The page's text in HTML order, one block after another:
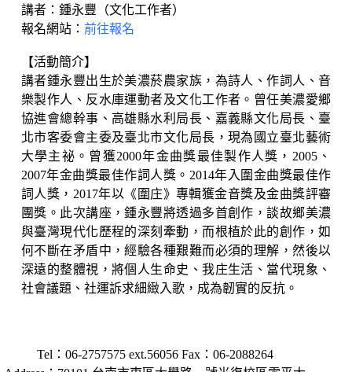
講者：鍾永豐（文化工作者）
報名網站： 前往報名
【活動簡介】
講者鍾永豐出生於美濃菸農家族，為詩人、作詞人、音
樂製作人、反水庫運動者及文化工作者。曾任美濃愛鄉
協進會總幹事、高雄縣水利局長、嘉義縣文化局長、臺
北市客委會主委及臺北市文化局長，現為國立臺北藝術
大學主祕。曾獲2000年金曲獎最佳製作人獎，2005、
2007年金曲獎最佳作詞人獎。2014年入圍金曲獎最佳作
詞人獎，2017年以《圍庄》專輯獲金音獎及金曲獎評審
團獎。此次講座，鍾永豐將透過多首創作，談故鄉美濃
與臺灣現代化歷程的深刻牽動，而根植於此的創作，如
何不斷在矛盾中，經驗各種艱難而必須的理解，然後以
深遠的整體視，將個人生命史、我庄生活、當代現象、
社會議題、社運訴求細緻入歌，成為韌實的反抗。
Tel：06-2757575 ext.56056 Fax：06-2088264